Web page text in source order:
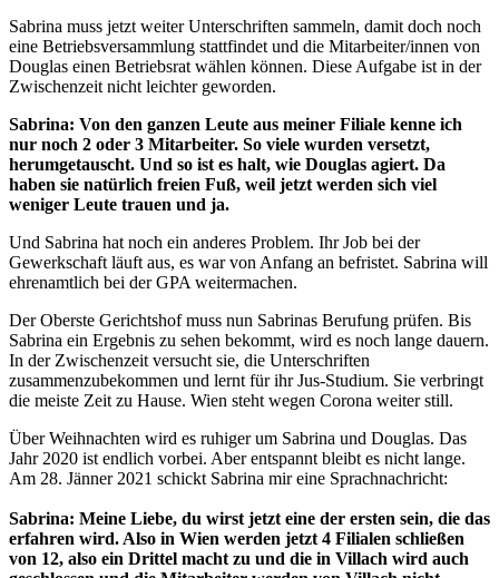
Sabrina muss jetzt weiter Unterschriften sammeln, damit doch noch
eine Betriebsversammlung stattfindet und die Mitarbeiter/innen von
Douglas einen Betriebsrat wählen können. Diese Aufgabe ist in der
Zwischenzeit nicht leichter geworden.
Sabrina: Von den ganzen Leute aus meiner Filiale kenne ich
nur noch 2 oder 3 Mitarbeiter. So viele wurden versetzt,
herumgetauscht. Und so ist es halt, wie Douglas agiert. Da
haben sie natürlich freien Fuß, weil jetzt werden sich viel
weniger Leute trauen und ja.
Und Sabrina hat noch ein anderes Problem. Ihr Job bei der
Gewerkschaft läuft aus, es war von Anfang an befristet. Sabrina will
ehrenamtlich bei der GPA weitermachen.
Der Oberste Gerichtshof muss nun Sabrinas Berufung prüfen. Bis
Sabrina ein Ergebnis zu sehen bekommt, wird es noch lange dauern.
In der Zwischenzeit versucht sie, die Unterschriften
zusammenzubekommen und lernt für ihr Jus-Studium. Sie verbringt
die meiste Zeit zu Hause. Wien steht wegen Corona weiter still.
Über Weihnachten wird es ruhiger um Sabrina und Douglas. Das
Jahr 2020 ist endlich vorbei. Aber entspannt bleibt es nicht lange.
Am 28. Jänner 2021 schickt Sabrina mir eine Sprachnachricht:
Sabrina: Meine Liebe, du wirst jetzt eine der ersten sein, die das
erfahren wird. Also in Wien werden jetzt 4 Filialen schließen
von 12, also ein Drittel macht zu und die in Villach wird auch